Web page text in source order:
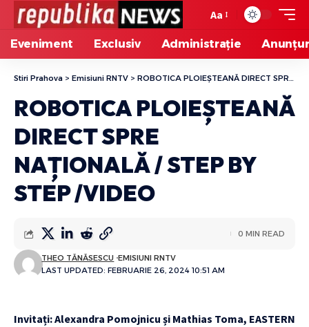
Aa
Eveniment Exclusiv Administrație
Stiri Prahova > Emisiuni RNTV > ROBOTICA PLOIEȘTEANĂ DIRECT SPRE NAȚIONALĂ / STEP BY STEP /VIDEO
ROBOTICA PLOIEȘTEANĂ
DIRECT SPRE
NAȚIONALĂ / STEP BY
STEP /VIDEO
LAST UPDATED: FEBRUARIE 26, 2024 10:51 AM
THEO TĂNĂSESCU EMISIUNI RNTV
0 MIN READ
Invitați: Alexandra Pomojnicu și Mathias Toma, EASTERN